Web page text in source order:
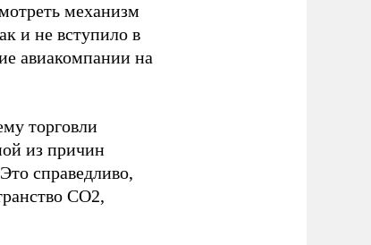
механизм
и не вступило в
авиакомпании на
торговли
из причин
справедливо,
СО2,